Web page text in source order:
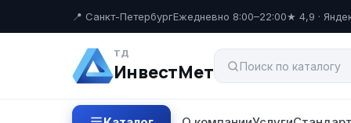
📍 Санкт-ПетербургЕжедневно 8:00–22:00★ 4,9 ·
ТД
ИнвестМет